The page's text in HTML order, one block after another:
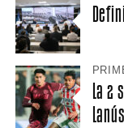
La 2
Lanús